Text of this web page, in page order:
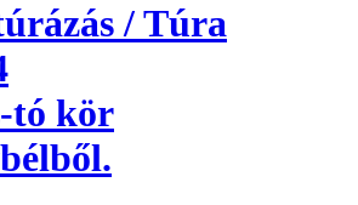
/ Túra
tó kör